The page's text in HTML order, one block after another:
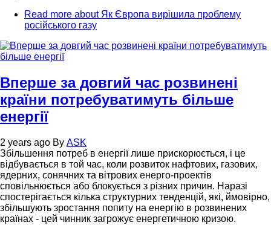
Read more about Як Європа вирішила проблему
російського газу
Вперше за довгий час розвинені
країни потребуватимуть більше
енергії
2 years ago By ASK
Збільшення потреб в енергії лише прискорюється, і це
відбувається в той час, коли розвиток нафтових, газових,
ядерних, сонячних та вітрових енерго-проектів
сповільнюється або блокується з різних причин. Наразі
спостерігається кілька структурних тенденцій, які, ймовірно,
збільшують зростання попиту на енергію в розвинених
країнах - цей чинник загрожує енергетичною кризою.